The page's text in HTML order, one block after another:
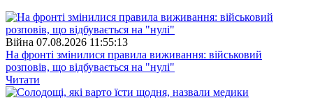
Війна 07.08.2026 11:55:13
На фронті змінилися правила виживання: військовий
розповів, що відбувається на "нулі"
Читати